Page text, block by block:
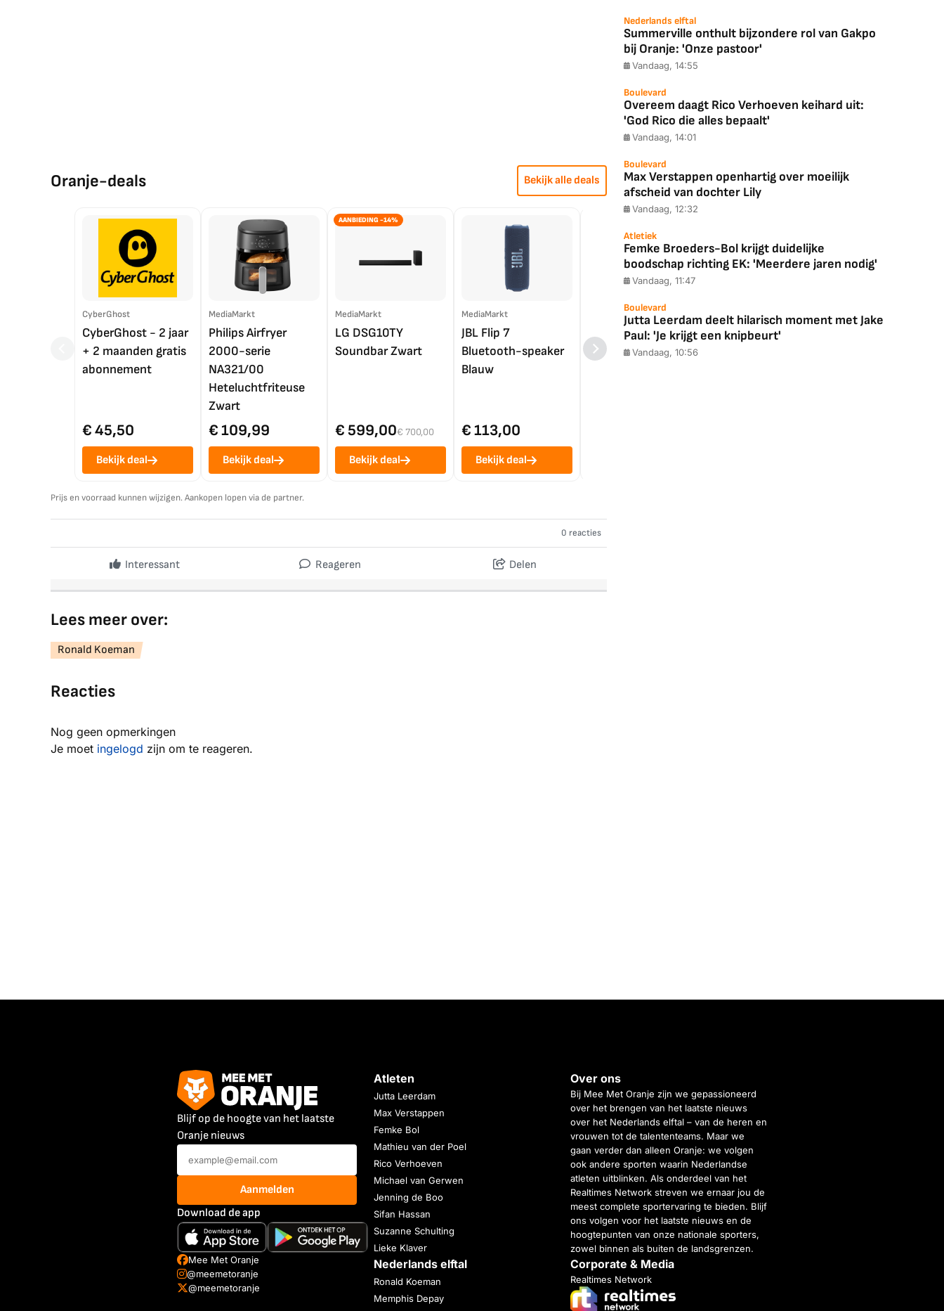
Oranje-deals Bekijk alle deals
CyberGhost
CyberGhost - 2 jaar
+ 2 maanden gratis
abonnement
€ 45,50
Bekijk deal
MediaMarkt
Philips Airfryer
2000-serie
NA321/00
Heteluchtfriteuse
Zwart
€ 109,99
Bekijk deal
AANBIEDING -14%
MediaMarkt
LG DSG10TY
Soundbar Zwart
€ 599,00€ 700,00
Bekijk deal
MediaMarkt
JBL Flip 7
Bluetooth-speaker
Blauw
€ 113,00
Bekijk deal
LG OLED55C56LB
4K TV (2025)
Coolblue
JBL Partybox
MediaMarkt
Prijs en voorraad kunnen wijzigen. Aankopen lopen via de partner.
0 reacties
Interessant Reageren Delen
Lees meer over:
Ronald Koeman
Reacties
Nog geen opmerkingen
Je moet ingelogd zijn om te reageren.
Nederlands elftal
Summerville onthult bijzondere rol van Gakpo
bij Oranje: 'Onze pastoor'
Vandaag, 14:55
Boulevard
Overeem daagt Rico Verhoeven keihard uit:
'God Rico die alles bepaalt'
Vandaag, 14:01
Boulevard
Max Verstappen openhartig over moeilijk
afscheid van dochter Lily
Vandaag, 12:32
Atletiek
Femke Broeders-Bol krijgt duidelijke
boodschap richting EK: 'Meerdere jaren nodig'
Vandaag, 11:47
Boulevard
Jutta Leerdam deelt hilarisch moment met Jake
Paul: 'Je krijgt een knipbeurt'
Vandaag, 10:56
Blijf op de hoogte van het laatste
Oranje nieuws
Aanmelden
Download de app
Mee Met Oranje
@meemetoranje
@meemetoranje
Atleten
Jutta Leerdam
Max Verstappen
Femke Bol
Mathieu van der Poel
Rico Verhoeven
Michael van Gerwen
Jenning de Boo
Sifan Hassan
Suzanne Schulting
Lieke Klaver
Nederlands elftal
Ronald Koeman
Memphis Depay
Over ons
Bij Mee Met Oranje zijn we gepassioneerd
over het brengen van het laatste nieuws
over het Nederlands elftal – van de heren en
vrouwen tot de talententeams. Maar we
gaan verder dan alleen Oranje: we volgen
ook andere sporten waarin Nederlandse
atleten uitblinken. Als onderdeel van het
Realtimes Network streven we ernaar jou de
meest complete sportervaring te bieden. Blijf
ons volgen voor het laatste nieuws en de
hoogtepunten van onze nationale sporters,
zowel binnen als buiten de landsgrenzen.
Corporate & Media
Realtimes Network